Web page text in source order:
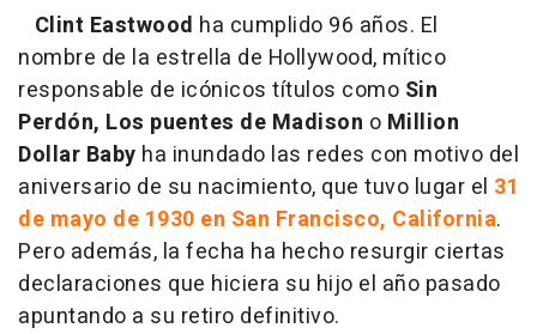
Clint Eastwood ha cumplido 96 años. El
nombre de la estrella de Hollywood, mítico
responsable de icónicos títulos como Sin
Perdón, Los puentes de Madison o Million
Dollar Baby ha inundado las redes con motivo del
aniversario de su nacimiento, que tuvo lugar el 31
de mayo de 1930 en San Francisco, California.
Pero además, la fecha ha hecho resurgir ciertas
declaraciones que hiciera su hijo el año pasado
apuntando a su retiro definitivo.